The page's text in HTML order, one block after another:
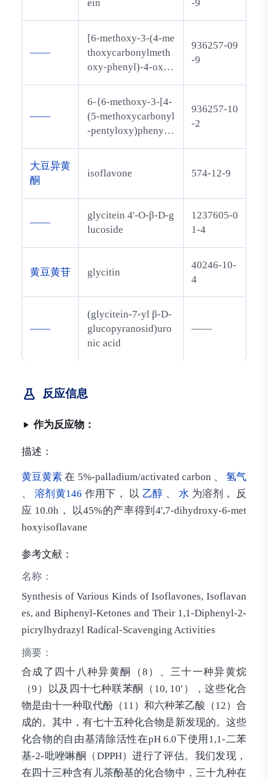
ein -9
——
[6-methoxy-3-(4-me
thoxycarbonylmeth
oxy-phenyl)-4-oxo-
y]acetic acid methyl
ester
936257-09
-9
——
6-{6-methoxy-3-[4-
(5-methoxycarbonyl
-pentyloxy)phenyl]-
cid methyl ester
936257-10
-2
大豆异黄
酮
isoflavone 574-12-9
——
glycitein 4'-O-β-D-g
lucoside
1237605-0
1-4
黄豆黄苷 glycitin
40246-10-
4
——
(glycitein-7-yl β-D-
glucopyranosid)uro
nic acid
——
反应信息
作为反应物：
描述：
黄豆黄素 在 5%-palladium/activated carbon 、氢气
、 溶剂黄146 作用下， 以 乙醇 、水 为溶剂， 反
应 10.0h， 以45%的产率得到4',7-dihydroxy-6-met
hoxyisoflavane
参考文献：
名称：
Synthesis of Various Kinds of Isoflavones, Isoflavan
es, and Biphenyl-Ketones and Their 1,1-Diphenyl-2-
picrylhydrazyl Radical-Scavenging Activities
摘要：
合成了四十八种异黄酮（8）、三十一种异黄烷
（9）以及四十七种联苯酮（10, 10′），这些化合
物是由十一种取代酚（11）和六种苯乙酸（12）合
成的。其中，有七十五种化合物是新发现的。这些
化合物的自由基清除活性在pH 6.0下使用1,1-二苯
基-2-吡唑啉酮（DPPH）进行了评估。我们发现，
在四十三种含有儿茶酚基的化合物中，三十九种在